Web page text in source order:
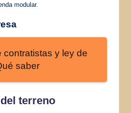
modular.
contratistas y ley de
saber
terreno